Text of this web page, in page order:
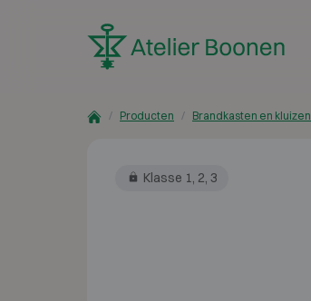
Producten Brandkasten en kluizen
Klasse 1, 2, 3